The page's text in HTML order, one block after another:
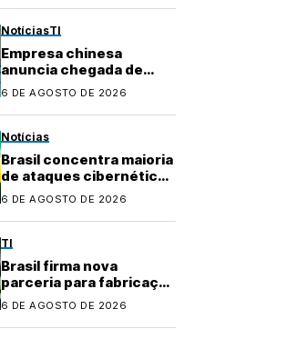
da Lei Maria da Penha
NotíciasTI
Empresa chinesa
anuncia chegada de
robôs com IA ao
6 DE AGOSTO DE 2026
Notícias
Brasil concentra maioria
de ataques cibernéticos
na América Latina
6 DE AGOSTO DE 2026
TI
Brasil firma nova
parceria para fabricação
local de
6 DE AGOSTO DE 2026